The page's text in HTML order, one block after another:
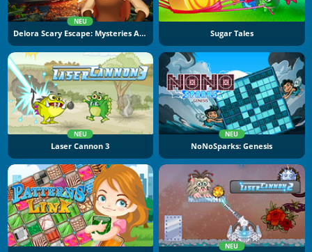
NEU
Delora Scary Escape: Mysteries Adventure Sugar Tales
NEU
Laser Cannon 3
NEU
NoNoSparks: Genesis
NEU